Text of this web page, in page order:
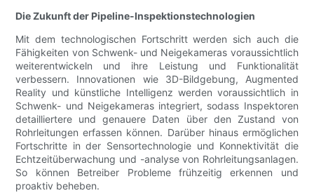
Die Zukunft der Pipeline-Inspektionstechnologien
Mit dem technologischen Fortschritt werden sich auch die
Fähigkeiten von Schwenk- und Neigekameras voraussichtlich
weiterentwickeln und ihre Leistung und Funktionalität
verbessern. Innovationen wie 3D-Bildgebung, Augmented
Reality und künstliche Intelligenz werden voraussichtlich in
Schwenk- und Neigekameras integriert, sodass Inspektoren
detailliertere und genauere Daten über den Zustand von
Rohrleitungen erfassen können. Darüber hinaus ermöglichen
Fortschritte in der Sensortechnologie und Konnektivität die
Echtzeitüberwachung und -analyse von Rohrleitungsanlagen.
So können Betreiber Probleme frühzeitig erkennen und
proaktiv beheben.